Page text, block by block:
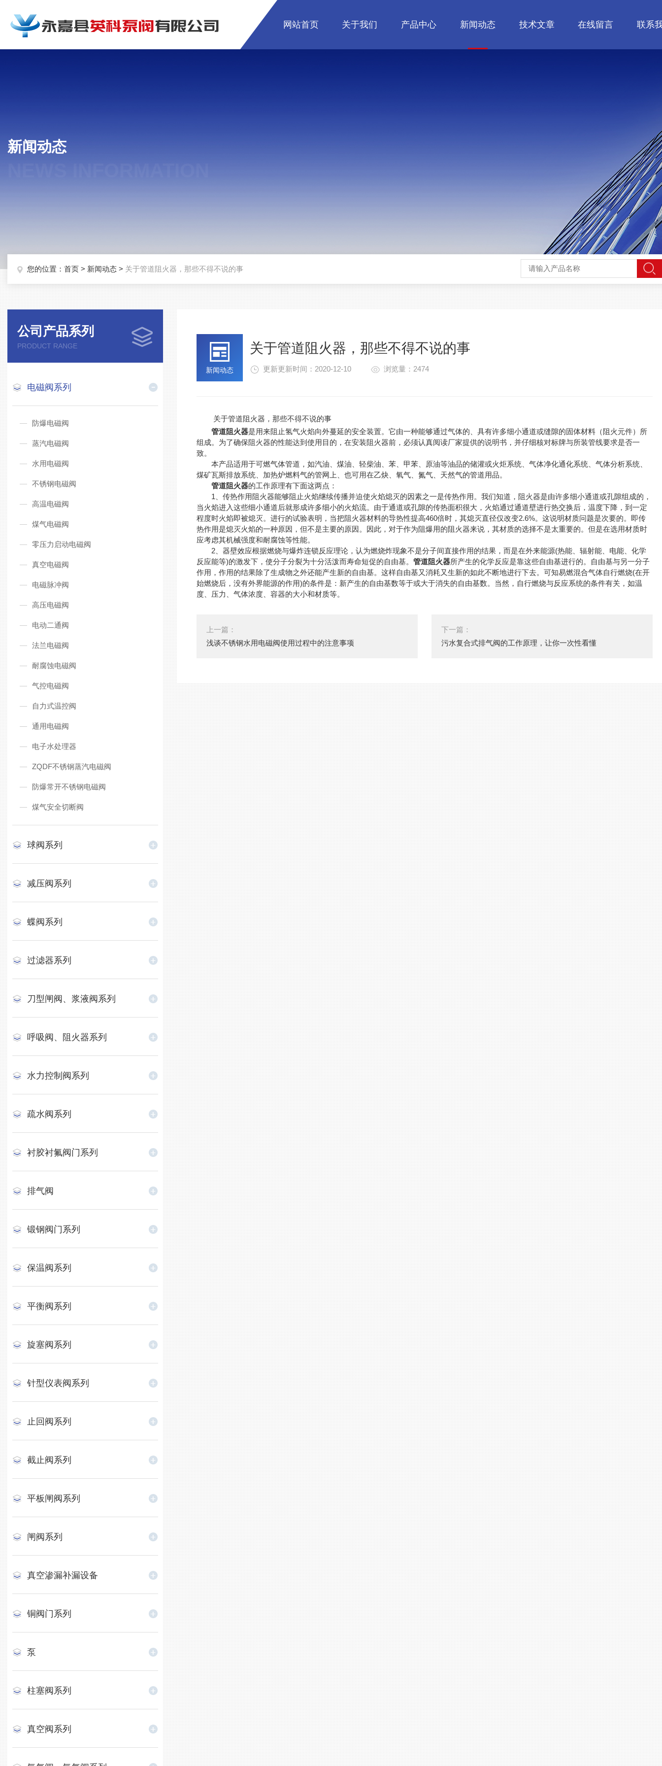
网站首页 关于我们 产品中心 新闻动态 技术文章 在线留言 联系
新闻动态
您的位置： 首页 > 新闻动态 > 关于管道阻火器，那些不得不说的事
公司产品系列
PRODUCT RANGE
电磁阀系列
防爆电磁阀
蒸汽电磁阀
水用电磁阀
不锈钢电磁阀
高温电磁阀
煤气电磁阀
零压力启动电磁阀
真空电磁阀
电磁脉冲阀
高压电磁阀
电动二通阀
法兰电磁阀
耐腐蚀电磁阀
气控电磁阀
自力式温控阀
通用电磁阀
电子水处理器
ZQDF不锈钢蒸汽电磁阀
防爆常开不锈钢电磁阀
煤气安全切断阀
球阀系列
减压阀系列
蝶阀系列
过滤器系列
刀型闸阀、浆液阀系列
呼吸阀、阻火器系列
水力控制阀系列
疏水阀系列
衬胶衬氟阀门系列
排气阀
锻钢阀门系列
保温阀系列
平衡阀系列
旋塞阀系列
针型仪表阀系列
止回阀系列
截止阀系列
平板闸阀系列
闸阀系列
真空渗漏补漏设备
铜阀门系列
泵
柱塞阀系列
真空阀系列
新闻动态
关于管道阻火器，那些不得不说的事
更新更新时间：2020-12-10 浏览量：2474
关于管道阻火器，那些不得不说的事
管道阻火器是用来阻止氢气火焰向外蔓延的安全装置。它由一种能够通过气体的、具有许多细小通道或缝隙的固体材料（阻火元件）所
组成。为了确保阻火器的性能达到使用目的，在安装阻火器前，必须认真阅读厂家提供的说明书，并仔细核对标牌与所装管线要求是否一
致。
本产品适用于可燃气体管道，如汽油、煤油、轻柴油、苯、甲苯、原油等油品的储灌或火炬系统、气体净化通化系统、气体分析系统、
煤矿瓦斯排放系统、加热炉燃料气的管网上、也可用在乙炔、氧气、氮气、天然气的管道用品。
管道阻火器的工作原理有下面这两点：
1、传热作用阻火器能够阻止火焰继续传播并迫使火焰熄灭的因素之一是传热作用。我们知道，阻火器是由许多细小通道或孔隙组成的，
当火焰进入这些细小通道后就形成许多细小的火焰流。由于通道或孔隙的传热面积很大，火焰通过通道壁进行热交换后，温度下降，到一定
程度时火焰即被熄灭。进行的试验表明，当把阻火器材料的导热性提高460倍时，其熄灭直径仅改变2.6%。这说明材质问题是次要的。即传
热作用是熄灭火焰的一种原因，但不是主要的原因。因此，对于作为阻爆用的阻火器来说，其材质的选择不是太重要的。但是在选用材质时
应考虑其机械强度和耐腐蚀等性能。
2、器壁效应根据燃烧与爆炸连锁反应理论，认为燃烧炸现象不是分子间直接作用的结果，而是在外来能源(热能、辐射能、电能、化学
反应能等)的激发下，使分子分裂为十分活泼而寿命短促的自由基。管道阻火器所产生的化学反应是靠这些自由基进行的。自由基与另一分子
作用，作用的结果除了生成物之外还能产生新的自由基。这样自由基又消耗又生新的如此不断地进行下去。可知易燃混合气体自行燃烧(在开
始燃烧后，没有外界能源的作用)的条件是：新产生的自由基数等于或大于消失的自由基数。当然，自行燃烧与反应系统的条件有关，如温
度、压力、气体浓度、容器的大小和材质等。
上一篇：
浅谈不锈钢水用电磁阀使用过程中的注意事项
下一篇：
污水复合式排气阀的工作原理，让你一次性看懂